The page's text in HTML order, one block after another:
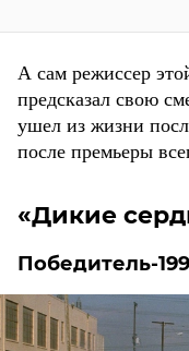
А сам режиссер
предсказал свою
ушел из жизни
после премьеры
«Дикие
Победитель-